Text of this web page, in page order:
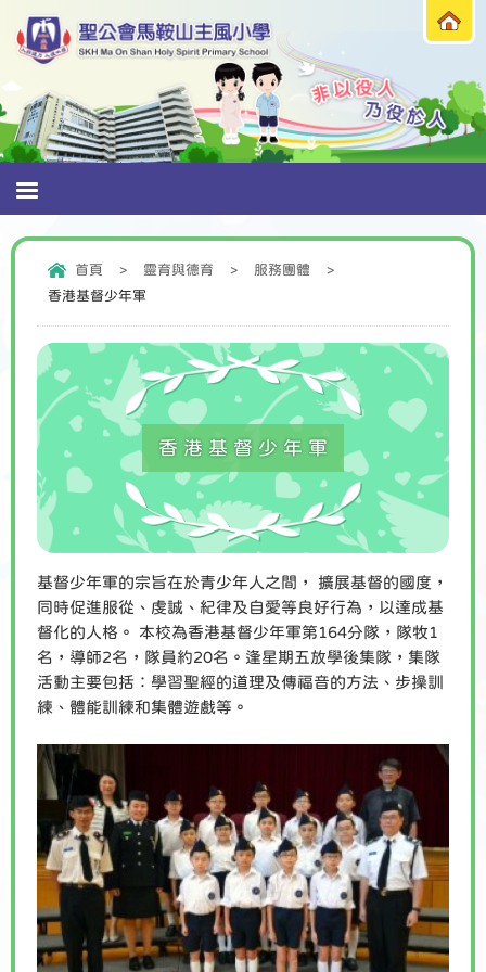
首頁 > 靈育與德育 > 服務團體
>
香港基督少年軍
香港基督少年軍
基督少年軍的宗旨在於青少年人之間， 擴展基督的國度，
同時促進服從、虔誠、紀律及自愛等良好行為，以達成基
督化的人格。 本校為香港基督少年軍第164分隊，隊牧1
名，導師2名，隊員約20名。逢星期五放學後集隊，集隊
活動主要包括：學習聖經的道理及傳福音的方法、步操訓
練、體能訓練和集體遊戲等。